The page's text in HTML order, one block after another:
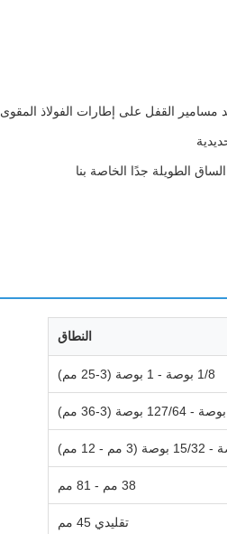
مسامير القفل على إطارات الفولاذ المقوى
الطويلة جدًا الخاصة بنا
النطاق
1/8 بوصة - 1 بوصة (3-25 مم)
38 مم - 81 مم
تقليدي 45 مم